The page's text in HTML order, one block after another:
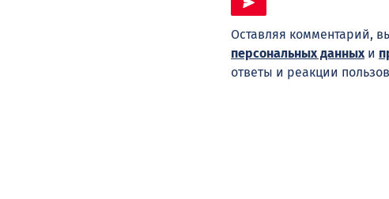
Оставляя комментарий,
персональных данныхи
ответы и реакции